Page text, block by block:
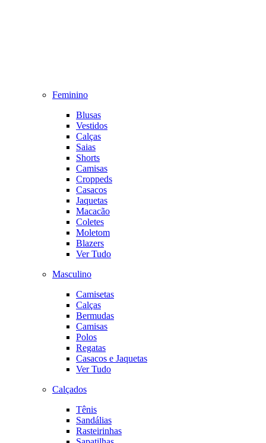
Feminino
Blusas
Vestidos
Calças
Saias
Shorts
Camisas
Croppeds
Casacos
Jaquetas
Macacão
Coletes
Moletom
Blazers
Ver Tudo
Masculino
Camisetas
Calças
Bermudas
Camisas
Polos
Regatas
Casacos e Jaquetas
Ver Tudo
Calçados
Tênis
Sandálias
Rasteirinhas